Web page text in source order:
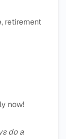
retirement
now!
do a